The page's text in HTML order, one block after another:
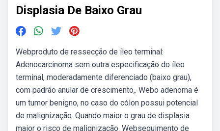
Displasia De Baixo Grau
Webproduto de ressecção de íleo terminal:
Adenocarcinoma sem outra especificação do íleo
terminal, moderadamente diferenciado (baixo grau),
com padrão anular de crescimento,. Webo adenoma é
um tumor benigno, no caso do cólon possui potencial
de malignização. Quando maior o grau de displasia
maior o risco de malignização. Webseguimento de